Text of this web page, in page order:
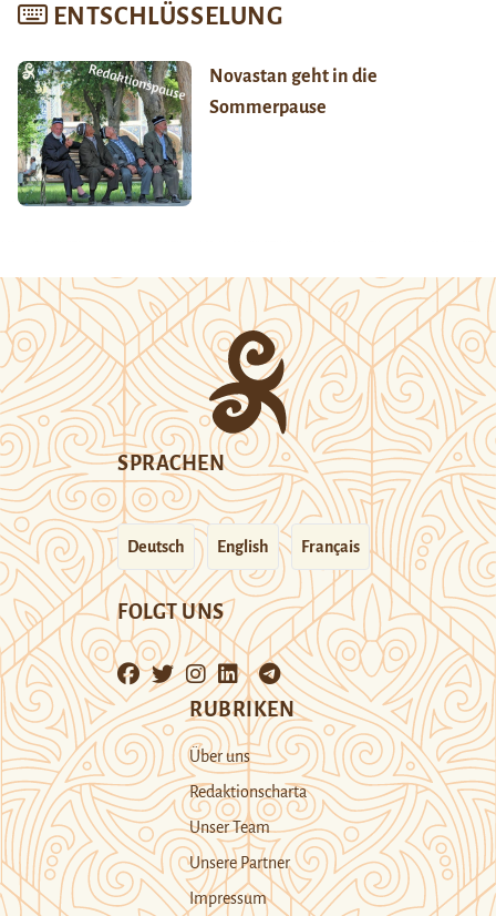
ENTSCHLÜSSELUNG
Novastan geht in die
Sommerpause
SPRACHEN
Deutsch English Français
FOLGT UNS
RUBRIKEN
Über uns
Redaktionscharta
Unser Team
Unsere Partner
Impressum